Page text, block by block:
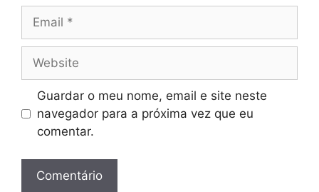
Email
Website
Guardar o meu nome, email e site neste
navegador para a próxima vez que eu
comentar.